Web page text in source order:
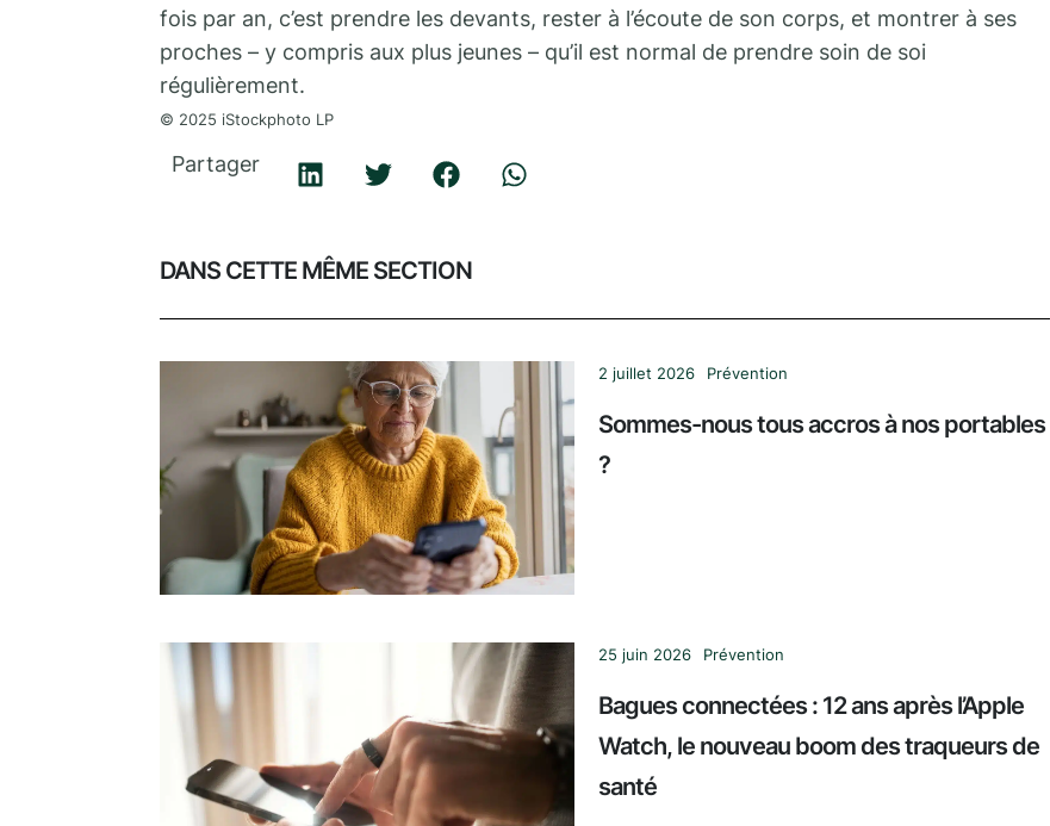
fois par an, c’est prendre les devants, rester à l’écoute de son corps, et montrer à ses
proches – y compris aux plus jeunes – qu’il est normal de prendre soin de soi
régulièrement.
© 2025 iStockphoto LP
Partager
DANS CETTE MÊME SECTION
2 juillet 2026 Prévention
Sommes-nous tous accros à nos portables
?
25 juin 2026 Prévention
Bagues connectées : 12 ans après l’Apple
Watch, le nouveau boom des traqueurs de
santé